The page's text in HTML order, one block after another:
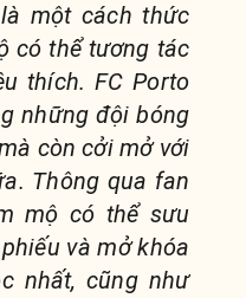
là một cách thức
có thể tương tác
thích. FC Porto
những đội bóng
còn cởi mở với
Thông qua fan
mộ có thể sưu
và mở khóa
nhất, cũng như